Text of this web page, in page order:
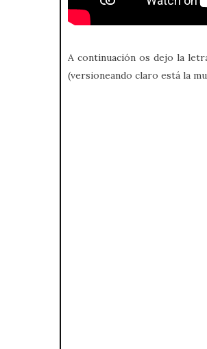
A continuación os dejo la
(versioneando claro está la